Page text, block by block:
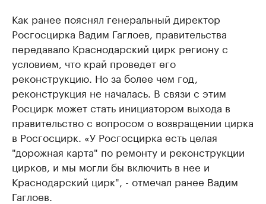
Как ранее пояснял генеральный директор
Росгосцирка Вадим Гаглоев, правительства
передавало Краснодарский цирк региону с
условием, что край проведет его
реконструкцию. Но за более чем год,
реконструкция не началась. В связи с этим
Росцирк может стать инициатором выхода в
правительство с вопросом о возвращении цирка
в Росгосцирк. «У Росгосцирка есть целая
"дорожная карта" по ремонту и реконструкции
цирков, и мы могли бы включить в нее и
Краснодарский цирк", - отмечал ранее Вадим
Гаглоев.